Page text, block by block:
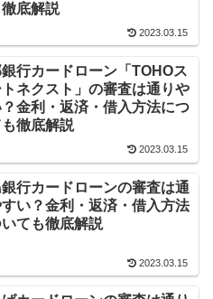
底解説
2023.03.15
行カードローン「TOHOス
ネクスト」の審査は通りや
金利・返済・借入方法につ
徹底解説
2023.03.15
行カードローンの審査は通
すい？金利・返済・借入方法
ても徹底解説
2023.03.15